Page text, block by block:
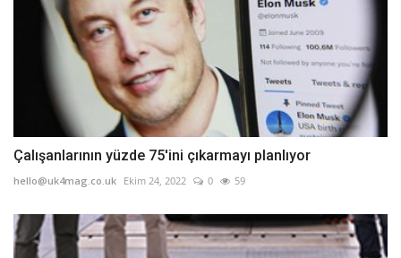
Çalışanlarının yüzde 75'ini çıkarmayı planlıyor
hello@uk4mag.co.uk Ekim 24, 2022 0 59